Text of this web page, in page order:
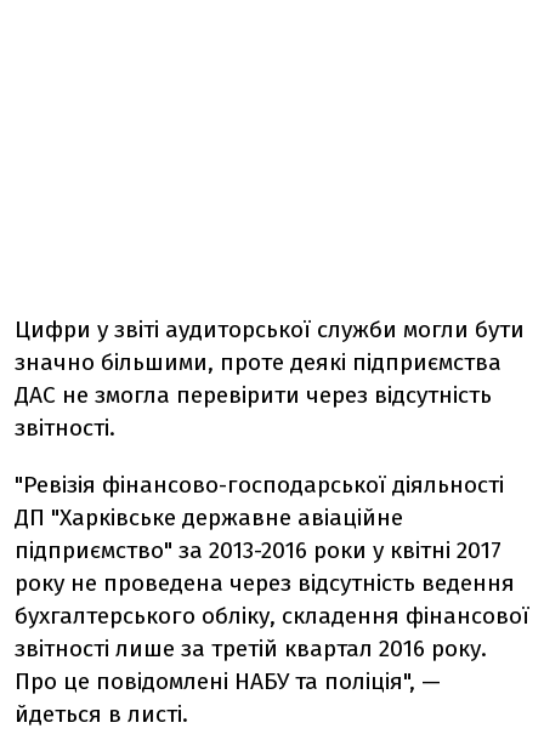
Цифри у звіті аудиторської служби могли бути
значно більшими, проте деякі підприємства
ДАС не змогла перевірити через відсутність
звітності.
"Ревізія фінансово-господарської діяльності
ДП "Харківське державне авіаційне
підприємство" за 2013-2016 роки у квітні 2017
року не проведена через відсутність ведення
бухгалтерського обліку, складення фінансової
звітності лише за третій квартал 2016 року.
Про це повідомлені НАБУ та поліція", —
йдеться в листі.